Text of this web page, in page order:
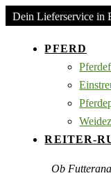
Dein Lieferservice in
PFERD
REITER-
Ob